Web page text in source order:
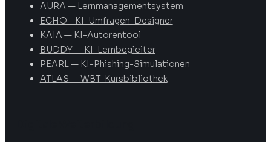
AURA — Lernmanagementsystem
ECHO – KI-Umfragen-Designer
KAIA — KI-Autorentool
BUDDY — KI-Lernbegleiter
PEARL — KI-Phishing-Simulationen
ATLAS — WBT-Kursbibliothek